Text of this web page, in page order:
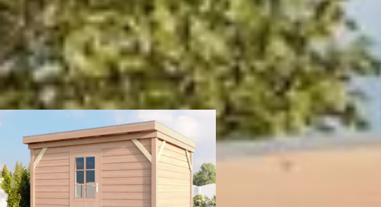
Vandaag besteld binnen 2-3 weken in huis.
Breedte
300cm400
cm
Diepte
300
cm400cm
Model configuratie